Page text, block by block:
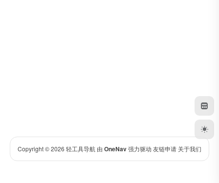
Copyright © 2026 轻工具导航 由 OneNav强力驱动 友链申请 关于我们